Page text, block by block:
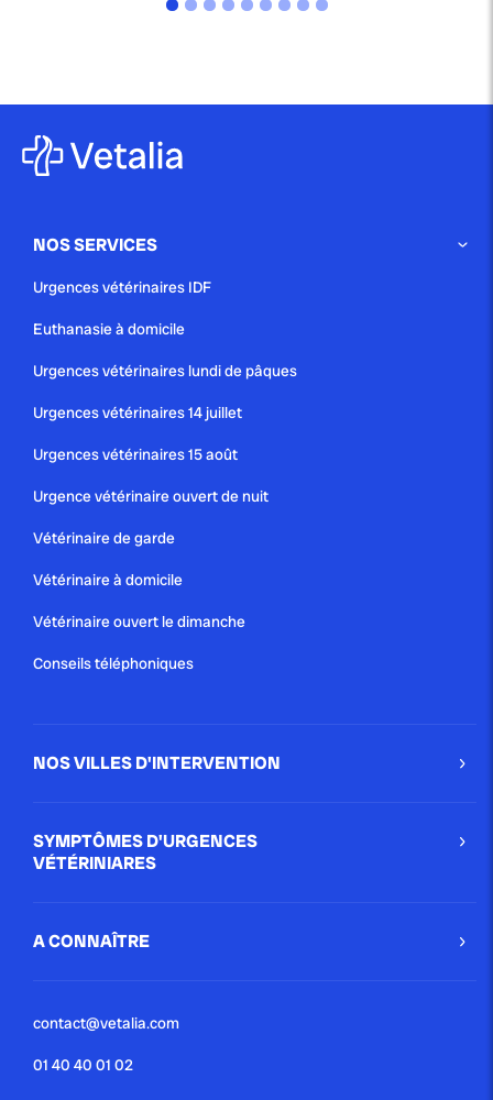
NOS SERVICES
Urgences vétérinaires IDF
Euthanasie à domicile
Urgences vétérinaires lundi de pâques
Urgences vétérinaires 14 juillet
Urgences vétérinaires 15 août
Urgence vétérinaire ouvert de nuit
Vétérinaire de garde
Vétérinaire à domicile
Vétérinaire ouvert le dimanche
Conseils téléphoniques
NOS VILLES D'INTERVENTION
SYMPTÔMES D'URGENCES
VÉTÉRINIARES
A CONNAÎTRE
contact@vetalia.com
01 40 40 01 02